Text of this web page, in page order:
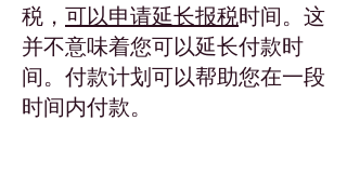
税， 可以申请延长报税时间。这
并不意味着您可以延长付款时
间。付款计划可以帮助您在一段
时间内付款。